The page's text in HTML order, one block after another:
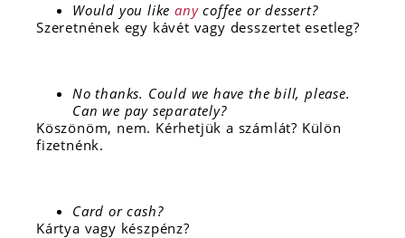
Would you likeanycoffee or dessert?
Szeretnének egy kávét vagy desszertet esetleg?
No thanks. Could we have the bill, please.
Can we pay separately?
Köszönöm, nem. Kérhetjük a számlát? Külön
fizetnénk.
Card or cash?
Kártya vagy készpénz?